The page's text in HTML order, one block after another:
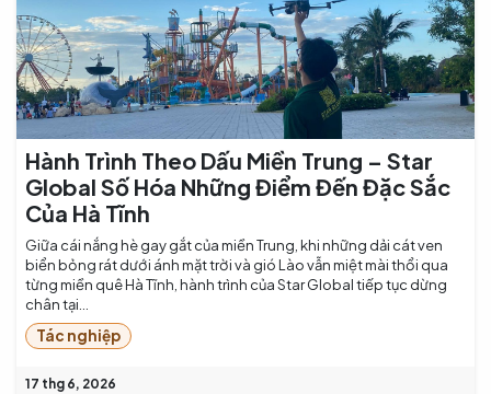
Hành Trình Theo Dấu Miền Trung – Star
Global Số Hóa Những Điểm Đến Đặc Sắc
Của Hà Tĩnh
Giữa cái nắng hè gay gắt của miền Trung, khi những dải cát ven
biển bỏng rát dưới ánh mặt trời và gió Lào vẫn miệt mài thổi qua
từng miền quê Hà Tĩnh, hành trình của Star Global tiếp tục dừng
chân tại...
Tác nghiệp
17 thg 6, 2026